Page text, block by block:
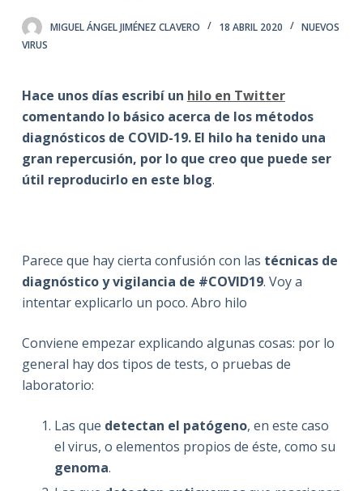
MIGUEL ÁNGEL JIMÉNEZ CLAVERO 18 ABRIL 2020
NUEVOS
VIRUS
Hace unos días escribí un hilo en Twitter
comentando lo básico acerca de los métodos
diagnósticos de COVID-19. El hilo ha tenido una
gran repercusión, por lo que creo que puede ser
útil reproducirlo en este blog.
Parece que hay cierta confusión con las técnicas de
diagnóstico y vigilancia de #COVID19. Voy a
intentar explicarlo un poco. Abro hilo
Conviene empezar explicando algunas cosas: por lo
general hay dos tipos de tests, o pruebas de
laboratorio:
Las que detectan el patógeno, en este caso
el virus, o elementos propios de éste, como su
genoma.